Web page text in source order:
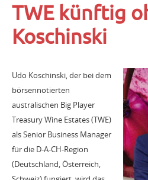
TWE künftig
Koschinski
Udo Koschinski, der bei dem
börsennotierten
australischen Big Player
Treasury Wine Estates (TWE)
als Senior Business Manager
für die D-A-CH-Region
(Deutschland, Österreich,